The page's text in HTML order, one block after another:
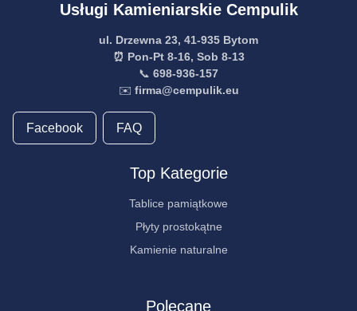
Usługi Kamieniarskie Cempulik
ul. Drzewna 23, 41-935 Bytom
⏰ Pon-Pt 8-16, Sob 8-13
📞 698-936-157
✉️ firma@cempulik.eu
Facebook FAQ
Top Kategorie
Tablice pamiątkowe
Płyty prostokątne
Kamienie naturalne
Polecane